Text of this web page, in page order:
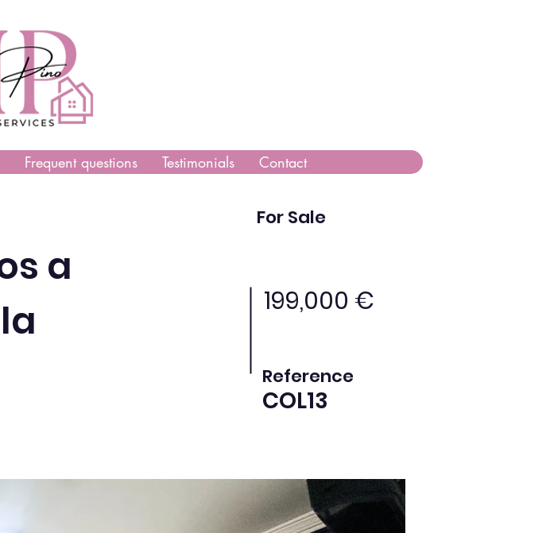
Frequent questions Testimonials Contact
a
For Sale
199,000 €
Reference
COL13